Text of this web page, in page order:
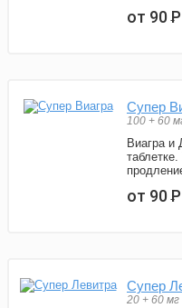
от 90Р
Супер
100 + 60
Виагра и
от 90Р
Супер
20 + 60 мг